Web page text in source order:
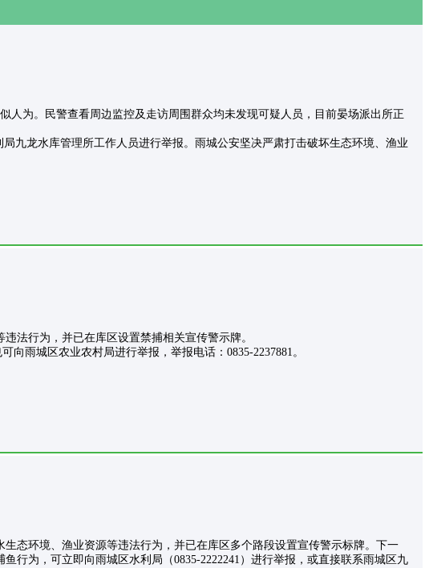
人为。民警查看周边监控及走访周围群众均未发现可疑人员，目前晏场派出所正
九龙水库管理所工作人员进行举报。雨城公安坚决严肃打击破坏生态环境、渔业
法行为，并已在库区设置禁捕相关宣传警示牌。
雨城区农业农村局进行举报，举报电话：0835-2237881。
态环境、渔业资源等违法行为，并已在库区多个路段设置宣传警示标牌。下一
行为，可立即向雨城区水利局（0835-2222241）进行举报，或直接联系雨城区九